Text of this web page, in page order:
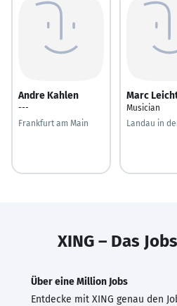
Andre Kahlen
---
Frankfurt am Main
Marc
Musician
Landau in
XING – Das
Über eine Million Jobs
Entdecke mit XING genau den